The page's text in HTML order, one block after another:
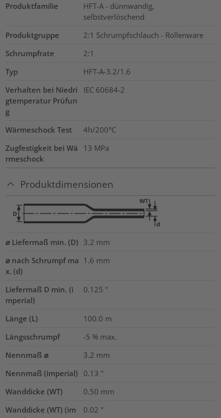
Produktfamilie
HFT-A - dünnwandig,
selbstverlöschend
Produktgruppe
2:1 Schrumpfschlauch - Rollenware
Schrumpfrate
2:1
Typ
HFT-A-3.2/1.6
Verhalten bei Niedri
gtemperatur Prüfun
g
IEC 60684-2
Wärmeschock Test
4h/200°C
Zugfestigkeit bei Wä
rmeschock
13 MPa
Produktdimensionen
⌀ Liefermaß min. (D) 3.2 mm
⌀ nach Schrumpf ma
x. (d)
1.6 mm
Liefermaß D min. (i
mperial)
0.125 "
Länge (L) 100.0 m
Längsschrumpf
-5 % max.
Nennmaß ⌀
3.2 mm
Nennmaß (imperial)
0.13 "
Wanddicke (WT)
0.50 mm
Wanddicke (WT) (im
0.02 "